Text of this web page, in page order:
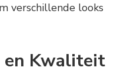
verschillende looks
en Kwaliteit